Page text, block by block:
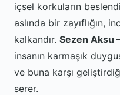
içsel korkuların
aslında bir zayıflığın,
kalkandır. Sezen Aksu
insanın karmaşık
ve buna karşı
serer.